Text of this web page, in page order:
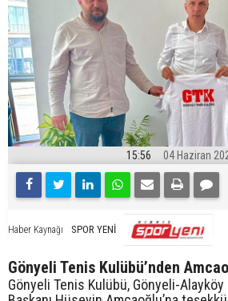
15:56 04 Haziran
Haber Kaynağı SPOR YENİ
Gönyeli Tenis Kulübü’nden
Gönyeli Tenis Kulübü, Gönyeli-